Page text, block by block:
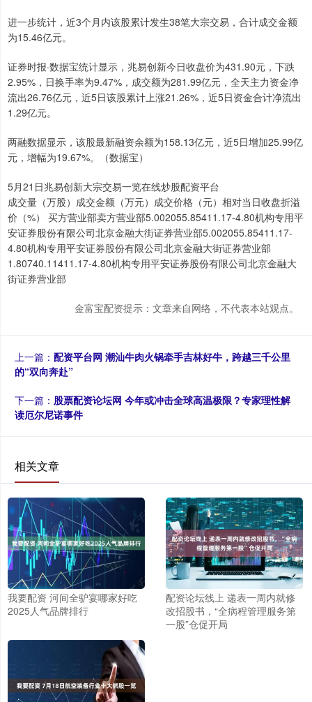
进一步统计，近3个月内该股累计发生38笔大宗交易，合计成交金额
为15.46亿元。
证券时报·数据宝统计显示，兆易创新今日收盘价为431.90元，下跌
2.95%，日换手率为9.47%，成交额为281.99亿元，全天主力资金净
流出26.76亿元，近5日该股累计上涨21.26%，近5日资金合计净流出
1.29亿元。
两融数据显示，该股最新融资余额为158.13亿元，近5日增加25.99亿
元，增幅为19.67%。（数据宝）
5月21日兆易创新大宗交易一览在线炒股配资平台
成交量（万股）成交金额（万元）成交价格（元）相对当日收盘折溢
价（%） 买方营业部卖方营业部5.002055.85411.17-4.80机构专用平
安证券股份有限公司北京金融大街证券营业部5.002055.85411.17-
4.80机构专用平安证券股份有限公司北京金融大街证券营业部
1.80740.11411.17-4.80机构专用平安证券股份有限公司北京金融大
街证券营业部
金富宝配资提示：文章来自网络，不代表本站观点。
上一篇： 配资平台网 潮汕牛肉火锅牵手吉林好牛，跨越三千公里
的“双向奔赴”
下一篇： 股票配资论坛网 今年或冲击全球高温极限？专家理性解
读厄尔尼诺事件
相关文章
我要配资 河间全驴宴哪家好吃
2025人气品牌排行
配资论坛线上 递表一周内就修
改招股书，“全病程管理服务第
一股”仓促开局